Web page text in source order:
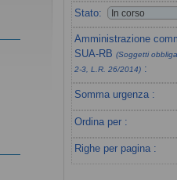
Stato:
Amministrazione
SUA-RB(Soggetti
2-3, L.R. 26/2014) :
Somma urgenza :
Ordina per :
Righe per pagina :